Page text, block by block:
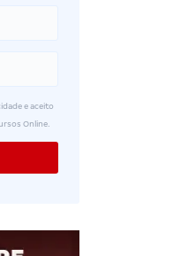
e aceito
Online.